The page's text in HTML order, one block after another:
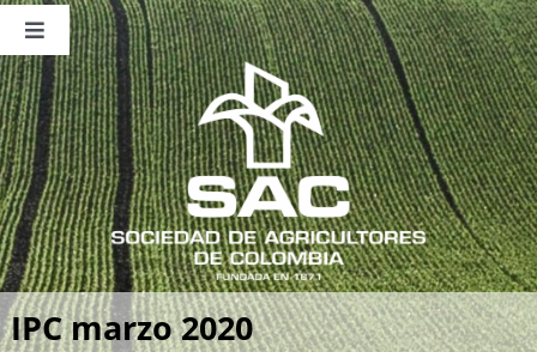
Saltar
contenido
Toggle
Navigation
Nosotros
Publicaciones
Sala de Prensa
Eventos
IPC marzo 2020